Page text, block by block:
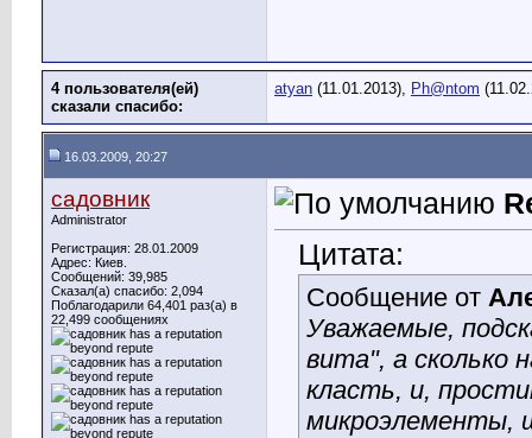
4 пользователя(ей)
сказали cпасибо:
atyan (11.01.2013), Ph@ntom
16.03.2009, 20:27
садовник
Administrator
Регистрация: 28.01.2009
Адрес: Киев.
Сообщений: 39,985
Сказал(а) спасибо: 2,094
Поблагодарили 64,401 раз(а) в
22,499 сообщениях
Цитата:
Сообщение от
Уважаемые,
вита", а сколько
класть, и,
микроэлементы,